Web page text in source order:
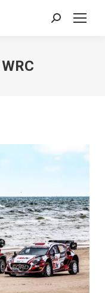
Search:
WRC